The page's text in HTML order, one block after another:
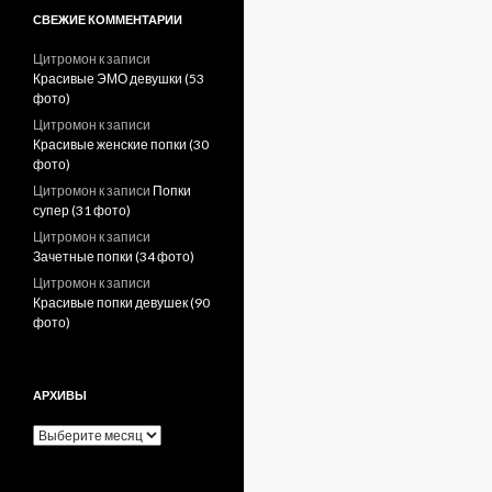
СВЕЖИЕ КОММЕНТАРИИ
Цитромон к записи
Красивые ЭМО девушки (53
фото)
Цитромон к записи
Красивые женские попки (30
фото)
Цитромон к записи Попки
супер (31 фото)
Цитромон к записи
Зачетные попки (34 фото)
Цитромон к записи
Красивые попки девушек (90
фото)
АРХИВЫ
А